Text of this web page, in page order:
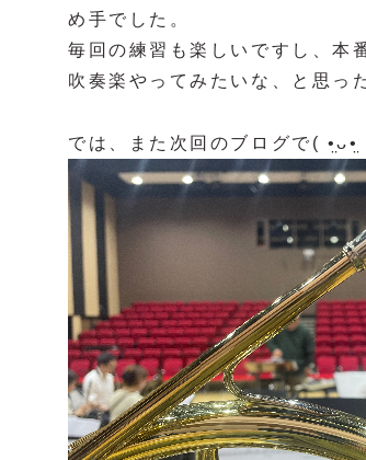
め手でした。
毎回の練習も楽しいですし、本
吹奏楽やってみたいな、と思っ
では、また次回のブログで(